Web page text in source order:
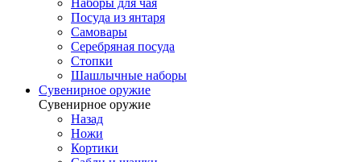
Наборы для чая
Посуда из янтаря
Самовары
Серебряная посуда
Стопки
Шашлычные наборы
Сувенирное оружие
Сувенирное оружие
Назад
Ножи
Кортики